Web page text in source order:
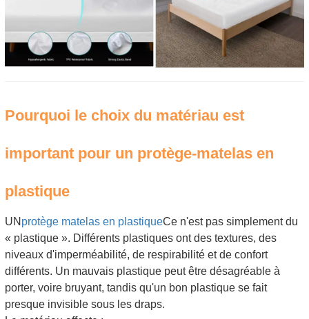
Pourquoi le choix du matériau est
important pour un protège-matelas en
plastique
UN protège matelas en plastiqueCe n'est pas simplement du
« plastique ». Différents plastiques ont des textures, des
niveaux d'imperméabilité, de respirabilité et de confort
différents. Un mauvais plastique peut être désagréable à
porter, voire bruyant, tandis qu'un bon plastique se fait
presque invisible sous les draps.